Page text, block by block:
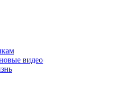
видео